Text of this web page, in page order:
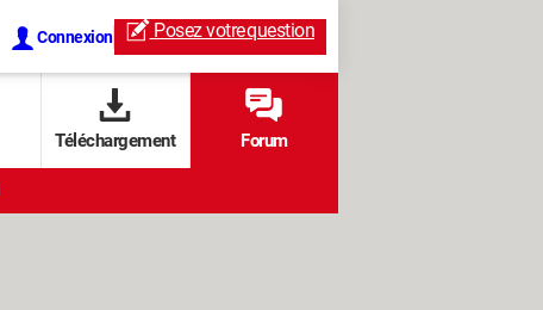
Connexion Posez votrequestion
Téléchargement Forum